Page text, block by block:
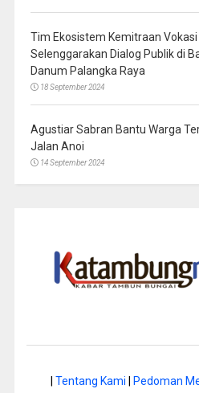
Tim Ekosistem Kemitraan
Selenggarakan Dialog Publik di
Danum Palangka Raya
18 September 2024
Agustiar Sabran Bantu Warga
Jalan Anoi
14 September 2024
Tentang Kami Pedoman